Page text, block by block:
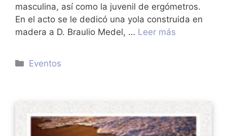
masculina, así como la juvenil de ergómetros.
En el acto se le dedicó una yola construida en
madera a D. Braulio Medel, … Leer más
Categorías
Eventos